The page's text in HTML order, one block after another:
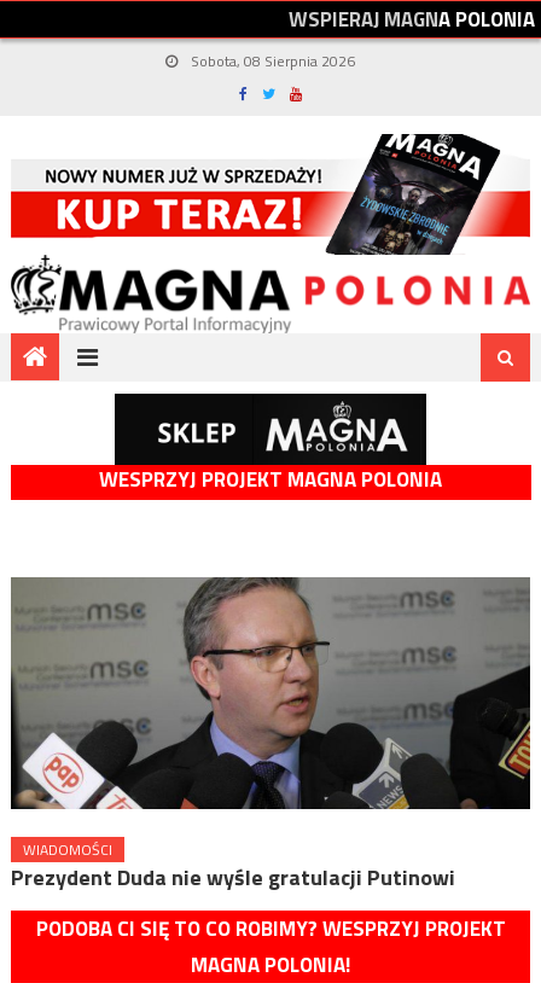
WSPIERAJMAGNAPOLONIA
Sobota, 08 Sierpnia 2026
WESPRZYJ PROJEKT MAGNA POLONIA
WIADOMOŚCI
Prezydent Duda nie wyśle gratulacji Putinowi
PODOBA CI SIĘ TO CO ROBIMY? WESPRZYJ PROJEKT
MAGNA POLONIA!